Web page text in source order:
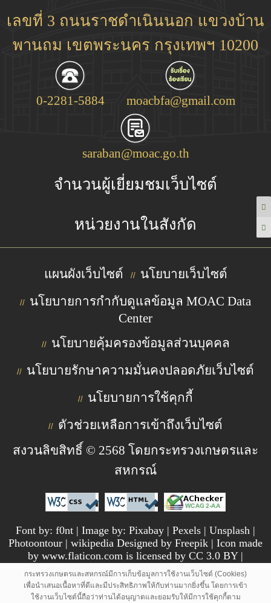
เลขที่ 3 ถนนราชดำเนินนอก แขวงบ้าน
พานถม เขตพระนคร กรุงเทพฯ 10200
0-2281-5884 moacbfa@gmail.com
saraban@moac.go.th
จำนวนผู้เยี่ยมชมเว็บไซต์
หน่วยงานในสังกัด
แผนผังเว็บไซต์ // นโยบายเว็บไซต์
// นโยบายการกำกับดูแลข้อมูล MOAC Data
Center
// นโยบายคุ้มครองข้อมูลส่วนบุคคล
// นโยบายรักษาความมั่นคงปลอดภัยเว็บไซต์
// นโยบายการใช้คุกกี้
// ตัวช่วยเหลือการเข้าถึงเว็บไซต์
สงวนลิขสิทธิ์ © 2568 โดยกระทรวงเกษตรและ
สหกรณ์
Font by: f0nt | Image by: Pixabay | Pexels | Unsplash |
Photoontour | wikipedia Designed by Freepik | Icon made
by www.flaticon.com is licensed by CC 3.0 BY |
pngtree.com
กระทรวงเกษตรและสหกรณ์มีการเก็บข้อมูลการใช้งานเว็บไซต์ (Cookies)
เพื่อนำเสนอเนื้อหาที่ดีและมีประสิทธิภาพให้กับท่านมากยิ่งขึ้น โดยการเข้า
ใช้งานเว็บไซต์นี้ถือว่าท่านได้อนุญาตและยอมรับให้มีการใช้คุกกี้ตาม